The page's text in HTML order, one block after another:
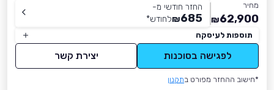
מחיר
62,900
₪
החזר חודשי מ-
685
₪לחודש*
תוספות לעיסקה
לפגישה בסוכנות יצירת קשר
*חישוב ההחזר מפורט בתקנון